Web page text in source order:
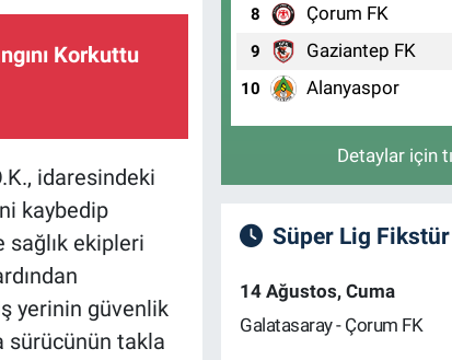
Korkuttu
idaresindeki
kaybedip
sağlık ekipleri
yerinin güvenlik
sürücünün takla
8 Çorum FK
9 Gaziantep FK
10 Alanyaspor
Detaylar için
Süper Lig Fikstür
14 Ağustos, Cuma
Galatasaray - Çorum FK